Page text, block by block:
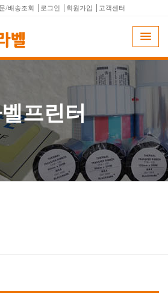
/배송조회 로그인 회원가입 고객센터
프린터